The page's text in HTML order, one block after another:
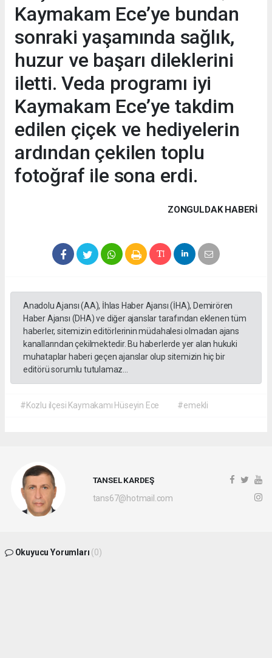
Kaymakam Ece’ye bundan
sonraki yaşamında sağlık,
huzur ve başarı dileklerini
iletti. Veda programı iyi
Kaymakam Ece’ye takdim
edilen çiçek ve hediyelerin
ardından çekilen toplu
fotoğraf ile sona erdi.
ZONGULDAK HABERİ
Anadolu Ajansı (AA), İhlas Haber Ajansı (İHA), Demirören
Haber Ajansı (DHA) ve diğer ajanslar tarafından eklenen tüm
haberler, sitemizin editörlerinin müdahalesi olmadan ajans
kanallarından çekilmektedir. Bu haberlerde yer alan hukuki
muhataplar haberi geçen ajanslar olup sitemizin hiç bir
editörü sorumlu tutulamaz...
#Kozlu ilçesi Kaymakamı Hüseyin Ece #emekli
TANSEL KARDEŞ
tans67@hotmail.com
Okuyucu Yorumları (0)